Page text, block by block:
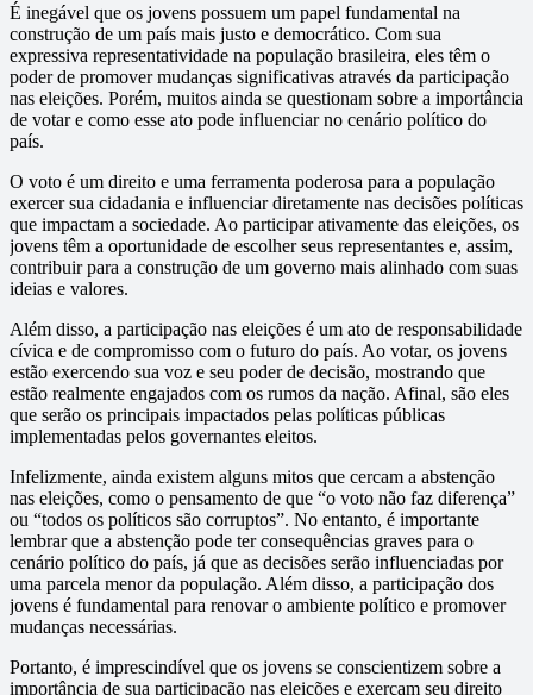
É inegável que os jovens possuem um papel fundamental na
construção de um país mais justo e democrático. Com sua
expressiva representatividade na população brasileira, eles têm o
poder de promover mudanças significativas através da participação
nas eleições. Porém, muitos ainda se questionam sobre a importância
de votar e como esse ato pode influenciar no cenário político do
país.
O voto é um direito e uma ferramenta poderosa para a população
exercer sua cidadania e influenciar diretamente nas decisões políticas
que impactam a sociedade. Ao participar ativamente das eleições, os
jovens têm a oportunidade de escolher seus representantes e, assim,
contribuir para a construção de um governo mais alinhado com suas
ideias e valores.
Além disso, a participação nas eleições é um ato de responsabilidade
cívica e de compromisso com o futuro do país. Ao votar, os jovens
estão exercendo sua voz e seu poder de decisão, mostrando que
estão realmente engajados com os rumos da nação. Afinal, são eles
que serão os principais impactados pelas políticas públicas
implementadas pelos governantes eleitos.
Infelizmente, ainda existem alguns mitos que cercam a abstenção
nas eleições, como o pensamento de que “o voto não faz diferença”
ou “todos os políticos são corruptos”. No entanto, é importante
lembrar que a abstenção pode ter consequências graves para o
cenário político do país, já que as decisões serão influenciadas por
uma parcela menor da população. Além disso, a participação dos
jovens é fundamental para renovar o ambiente político e promover
mudanças necessárias.
Portanto, é imprescindível que os jovens se conscientizem sobre a
importância de sua participação nas eleições e exerçam seu direito